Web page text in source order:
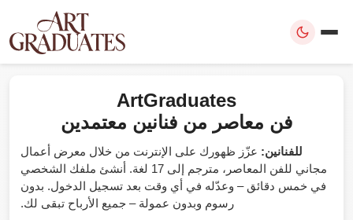
ArtGraduates
فن معاصر من فنانين معتمدين
للفنانين: عزّز ظهورك على الإنترنت من خلال معرض أعمال
مجاني للفن المعاصر، مترجم إلى 17 لغة. أنشئ ملفك الشخصي
في خمس دقائق – وعدّله في أي وقت بعد تسجيل الدخول. بدون
رسوم وبدون عمولة – جميع الأرباح تبقى لك.